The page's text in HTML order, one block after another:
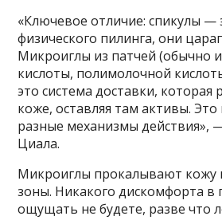
«Ключевое отличие: спикулы —
физического пилинга, они
Микроиглы из патчей (обычно
кислоты, полимолочной
это система доставки, которая
коже, оставляя там активы.
разные механизмы действия»,
Циала.
Микроиглы прокалывают кожу
зоны. Никакого дискомфорта в
ощущать не будете, разве что